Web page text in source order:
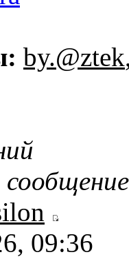
by.@ztek
сообщение
09:36